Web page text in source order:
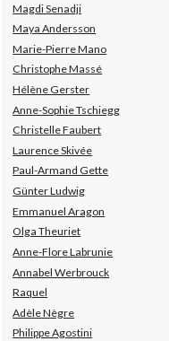
Magdi Senadji
Maya Andersson
Marie-Pierre Mano
Christophe Massé
Hélène Gerster
Anne-Sophie Tschiegg
Christelle Faubert
Laurence Skivée
Paul-Armand Gette
Günter Ludwig
Emmanuel Aragon
Olga Theuriet
Anne-Flore Labrunie
Annabel Werbrouck
Raquel
Adèle Nègre
Philippe Agostini